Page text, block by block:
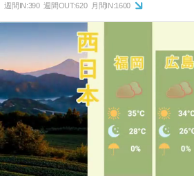
週間IN:390 週間OUT:620 月間IN:1600